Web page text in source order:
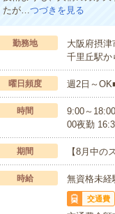
たが…つづきを見る
勤務地
大阪府摂津
千里丘駅か
曜日頻度 週2日～
時間
9:00～
00夜勤
期間 【8月中
時給 無資格未
交通費